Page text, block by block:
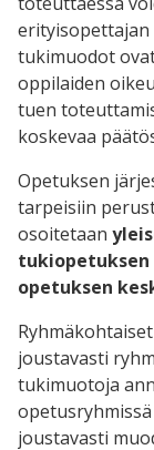
erityisopettajan
tukimuodot
oppilaiden
tuen
koskevaa
Opetuksen
tarpeisiin
osoitetaan
opetuksen
joustavasti
tukimuotoja
joustavasti